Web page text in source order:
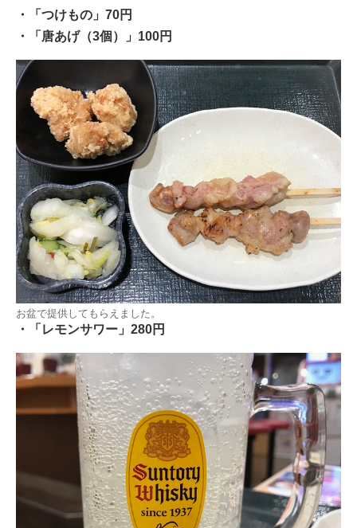
・「つけもの」70円
・「唐あげ（3個）」100円
お盆で提供してもらえました。
・「レモンサワー」280円